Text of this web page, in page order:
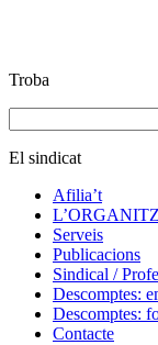
Troba
El sindicat
Afilia’t
Serveis
Publicacions
Sindical /
Descomptes:
Descomptes:
Contacte